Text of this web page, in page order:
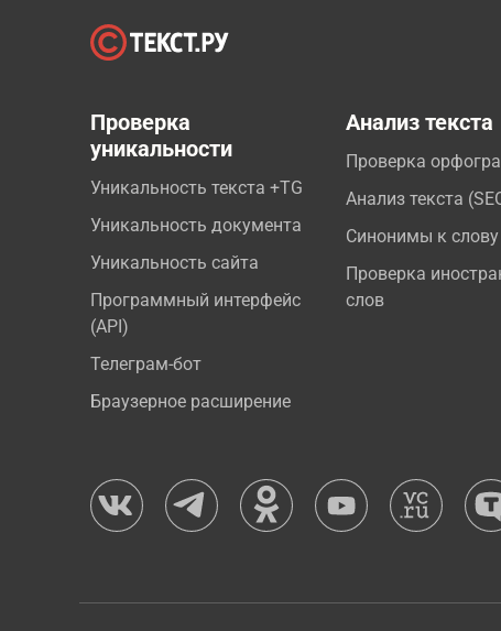
Проверка
уникальности
Уникальность текста +TG
Уникальность документа
Уникальность сайта
Программный интерфейс
(API)
Телеграм-бот
Браузерное расширение
Анализ текста
Проверка
Анализ текста
Синонимы к слову
Проверка
слов